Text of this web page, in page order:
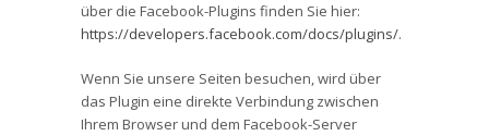
über die Facebook-Plugins finden Sie hier:
https://developers.facebook.com/docs/plugins/.
Wenn Sie unsere Seiten besuchen, wird über
das Plugin eine direkte Verbindung zwischen
Ihrem Browser und dem Facebook-Server